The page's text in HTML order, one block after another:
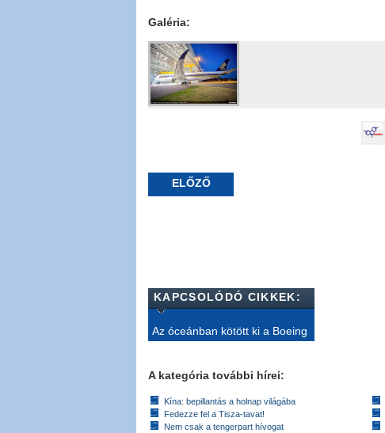
Galéria:
ELŐZŐ
KAPCSOLÓDÓ CIKKEK:
Az óceánban kötött ki a Boeing
A kategória további hírei:
Kína: bepillantás a holnap világába
Fedezze fel a Tisza-tavat!
Nem csak a tengerpart hívogat